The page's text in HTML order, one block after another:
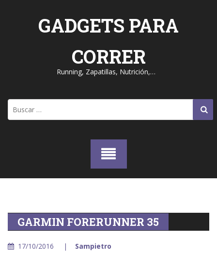
GADGETS PARA
CORRER
Running, Zapatillas, Nutrición,…
GARMIN FORERUNNER 35
17/10/2016 Sampietro